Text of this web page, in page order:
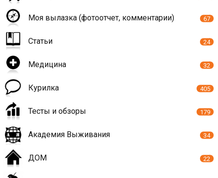
Моя вылазка (фотоотчет, комментарии) 67
Статьи 24
Медицина 32
Курилка 405
Тесты и обзоры 179
Академия Выживания 34
ДОМ 22